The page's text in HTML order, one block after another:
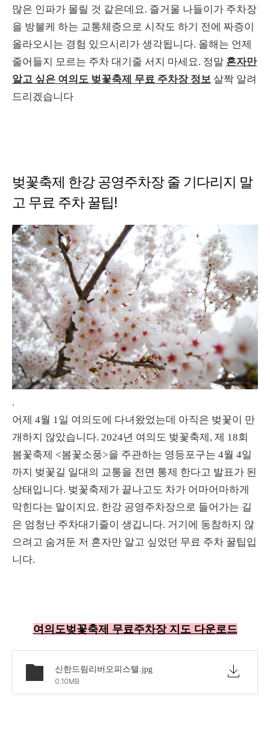
많은 인파가 몰릴 것 같은데요. 즐거울 나들이가 주차장
을 방불케 하는 교통체증으로 시작도 하기 전에 짜증이
올라오시는 경험 있으시리가 생각됩니다. 올해는 언제
줄어들지 모르는 주차 대기줄 서지 마세요. 정말 혼자만
알고 싶은 여의도 벚꽃축제 무료 주차장 정보 살짝 알려
드리겠습니다
벚꽃축제 한강 공영주차장 줄 기다리지 말
고 무료 주차 꿀팁!
.
어제 4월 1일 여의도에 다녀왔었는데 아직은 벚꽃이 만
개하지 않았습니다. 2024년 여의도 벚꽃축제, 제 18회
봄꽃축제 <봄꽃소풍>을 주관하는 영등포구는 4월 4일
까지 벚꽃길 일대의 교통을 전면 통제 한다고 발표가 된
상태입니다. 벚꽃축제가 끝나고도 차가 어마어마하게
막힌다는 말이지요. 한강 공영주차장으로 들어가는 길
은 엄청난 주차대기줄이 생깁니다. 거기에 동참하지 않
으려고 숨겨둔 저 혼자만 알고 싶었던 무료 주차 꿀팁입
니다.
여의도벚꽃축제 무료주차장 지도 다운로드
신한드림리버오피스텔.jpg
0.10MB